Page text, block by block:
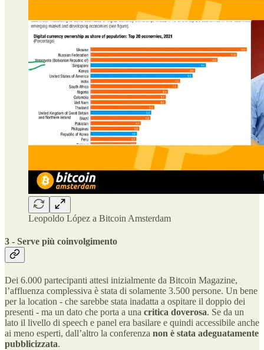
Leopoldo López a Bitcoin Amsterdam
3 - Serve più coinvolgimento
Dei 6.000 partecipanti attesi inizialmente da Bitcoin Magazine,
l’affluenza complessiva è stata di solamente 3.500 persone. Un bene
per la location - che sarebbe stata inadatta a ospitare il doppio dei
presenti - ma un dato che porta a una critica doverosa. Se da un
lato il livello di speech e panel era basilare e quindi accessibile anche
ai meno esperti, dall’altro la conferenza non è stata adeguatamente
pubblicizzata.